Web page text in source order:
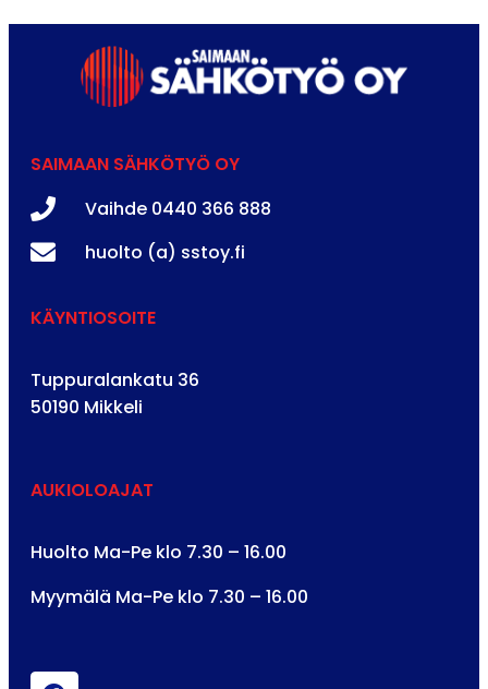
SAIMAAN SÄHKÖTYÖ OY
Vaihde 0440 366 888
huolto (a) sstoy.fi
KÄYNTIOSOITE
Tuppuralankatu 36
50190 Mikkeli
AUKIOLOAJAT
Huolto Ma-Pe klo 7.30 – 16.00
Myymälä Ma-Pe klo 7.30 – 16.00